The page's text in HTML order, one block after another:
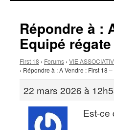
Répondre à :
Equipé régate
First 18 › Forums › VIE
› Répondre à : A Vendre : First 18
22 mars 2026 à
Est-ce